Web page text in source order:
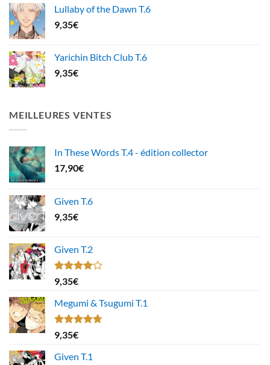
Lullaby of the Dawn T.6
9,35€
Yarichin Bitch Club T.6
9,35€
MEILLEURES VENTES
In These Words T.4 - édition collector
17,90€
Given T.6
9,35€
Given T.2
Note
4.00
5
9,35€
Megumi & Tsugumi T.1
Note4.67
sur 5
9,35€
Given T.1